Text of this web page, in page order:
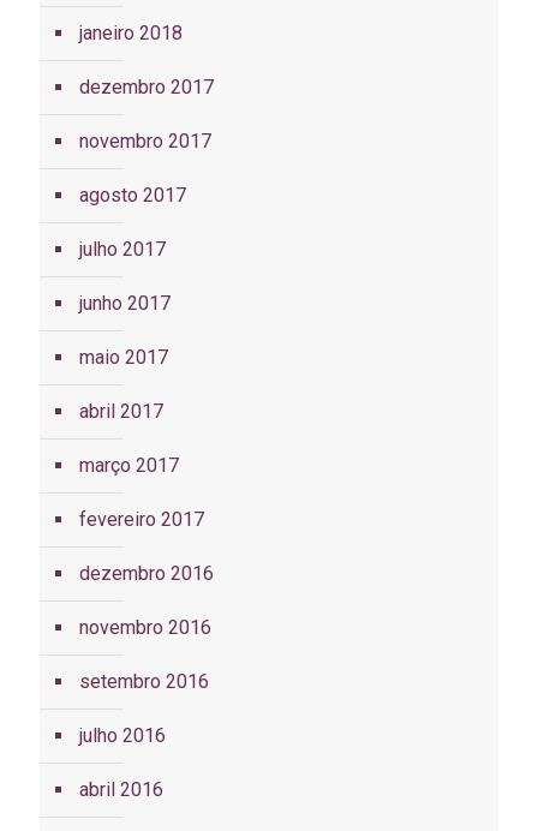
janeiro 2018
dezembro 2017
novembro 2017
agosto 2017
julho 2017
junho 2017
maio 2017
abril 2017
março 2017
fevereiro 2017
dezembro 2016
novembro 2016
setembro 2016
julho 2016
abril 2016